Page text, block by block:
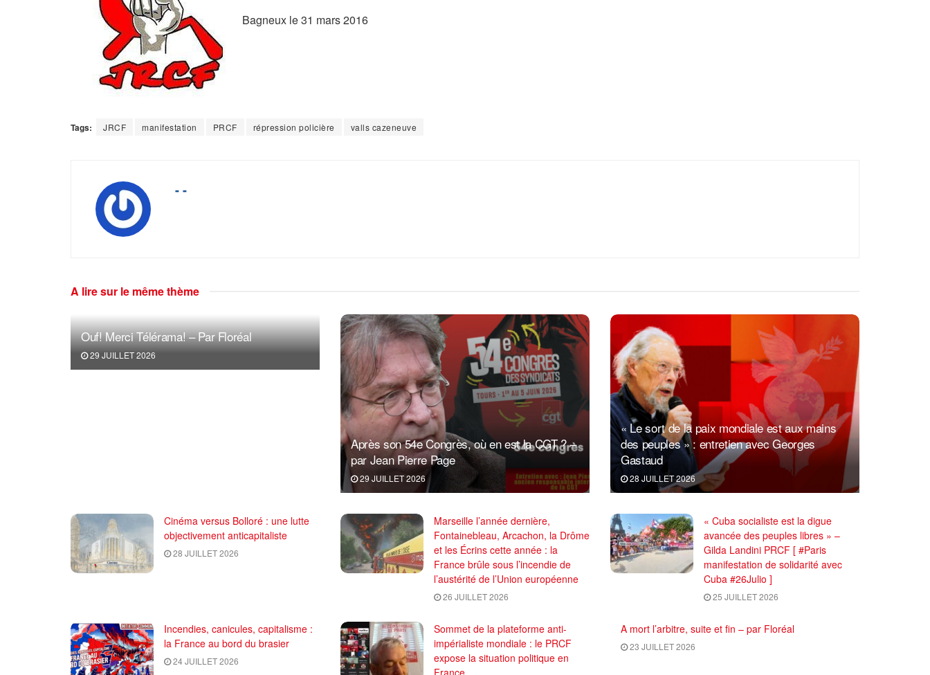
Bagneux le 31 mars 2016
Tags: JRCF manifestation PRCF répression policière valls cazeneuve
- -
A lire sur le même thème
Ouf! Merci Télérama! – Par Floréal
29 JUILLET 2026
Après son 54e Congrès, où en est la CGT ? –
par Jean Pierre Page
29 JUILLET 2026
« Le sort de la paix mondiale est aux mains
des peuples » : entretien avec Georges
Gastaud
28 JUILLET 2026
Cinéma versus Bolloré : une lutte
objectivement anticapitaliste
28 JUILLET 2026
Marseille l’année dernière,
Fontainebleau, Arcachon, la Drôme
et les Écrins cette année : la
France brûle sous l’incendie de
l’austérité de l’Union européenne
26 JUILLET 2026
« Cuba socialiste est la digue
avancée des peuples libres » –
Gilda Landini PRCF [ #Paris
manifestation de solidarité avec
Cuba #26Julio ]
25 JUILLET 2026
Incendies, canicules, capitalisme :
la France au bord du brasier
24 JUILLET 2026
Sommet de la plateforme anti-
impérialiste mondiale : le PRCF
expose la situation politique en
France
A mort l’arbitre, suite et fin – par Floréal
23 JUILLET 2026